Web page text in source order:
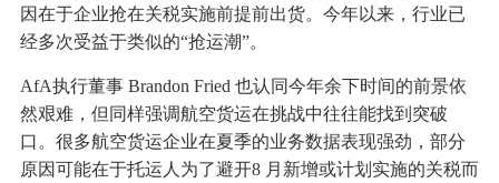
因在于企业抢在关税实施前提前出货。今年以来，行业已
经多次受益于类似的“抢运潮”。
AfA执行董事 Brandon Fried 也认同今年余下时间的前景依
然艰难，但同样强调航空货运在挑战中往往能找到突破
口。很多航空货运企业在夏季的业务数据表现强劲，部分
原因可能在于托运人为了避开8 月新增或计划实施的关税而